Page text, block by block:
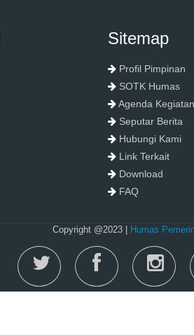
Sitemap
Profil Pimpinan
SOTK Humas
Agenda Kegiatan
Seputar Berita
Hubungi Kami
Link Terkait
Download
FAQ
Copyright @2023 | Humas